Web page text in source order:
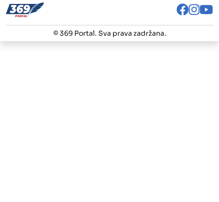
© 369 Portal. Sva prava zadržana.